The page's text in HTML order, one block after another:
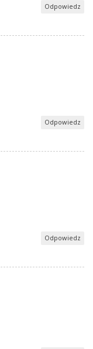
Odpowiedz
Odpowiedz
Odpowiedz